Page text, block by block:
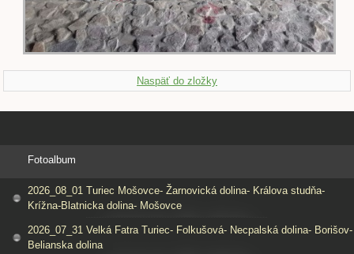
Naspäť do zložky
Fotoalbum
2026_08_01 Turiec Mošovce- Žarnovická dolina- Králova studňa-
Krížna-Blatnicka dolina- Mošovce
2026_07_31 Velká Fatra Turiec- Folkušová- Necpalská dolina- Borišov-
Belianska dolina